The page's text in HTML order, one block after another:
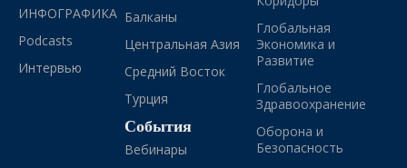
ИНФОГРАФИКА
Podcasts
Интервью
Балканы
Центральная Азия
Средний Восток
Турция
События
Вебинары
Глобальная
Экономика и
Развитие
Глобальное
Здравоохранение
Оборона и
Безопасность